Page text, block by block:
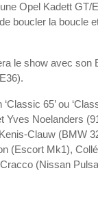
Opel Kadett
boucler la boucle
le show avec son
65’ ou
Yves Noelanders
Clauw (BMW
(Escort Mk1),
(Nissan